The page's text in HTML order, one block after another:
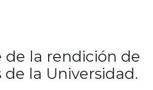
de la rendición de
la Universidad.